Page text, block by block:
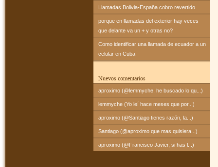
Llamadas Bolivia-España cobro revertido
porque en llamadas del exterior hay veces
que delante va un + y otras no?
Como identificar una llamada de ecuador a un
celular en Cuba
Nuevos comentarios
aproximo (@lemmyche, he buscado lo qu...)
lemmyche (Yo leí hace meses que por...)
aproximo (@Santiago tienes razón, la...)
Santiago (@aproximo que mas quisiera...)
aproximo (@Francisco Javier, si has l...)